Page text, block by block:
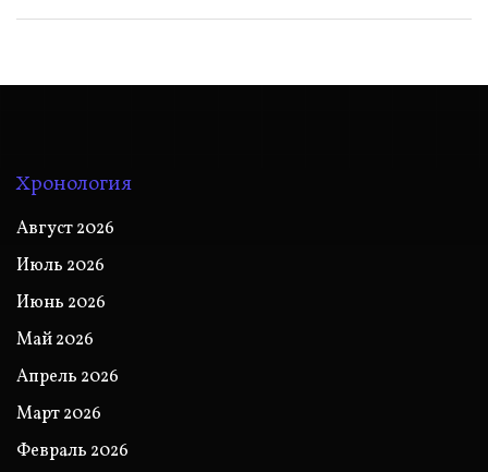
Хронология
Август 2026
Июль 2026
Июнь 2026
Май 2026
Апрель 2026
Март 2026
Февраль 2026